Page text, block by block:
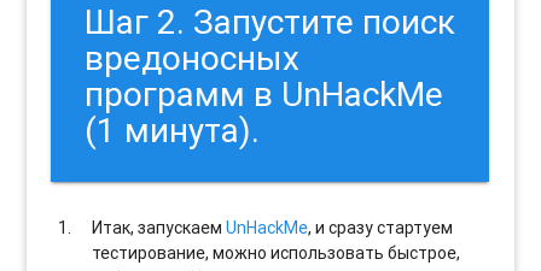
Шаг 2. Запустите поиск
вредоносных
программ в UnHackMe
(1 минута).
Итак, запускаемUnHackMe, и сразу стартуем
тестирование, можно использовать быстрое,